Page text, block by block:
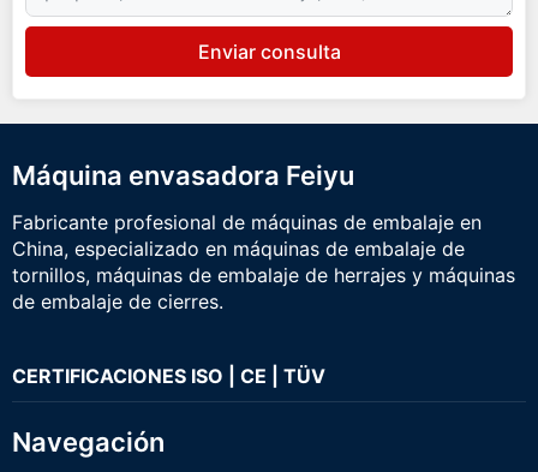
Enviar consulta
Máquina envasadora Feiyu
Fabricante profesional de máquinas de embalaje en
China, especializado en máquinas de embalaje de
tornillos, máquinas de embalaje de herrajes y máquinas
de embalaje de cierres.
CERTIFICACIONES ISO | CE | TÜV
Navegación